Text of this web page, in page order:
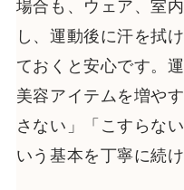
場合も、ウェア、室
し、運動後に汗を拭
ておくと安心です。
美容アイテムを増や
さない」「こすらな
いう基本を丁寧に続